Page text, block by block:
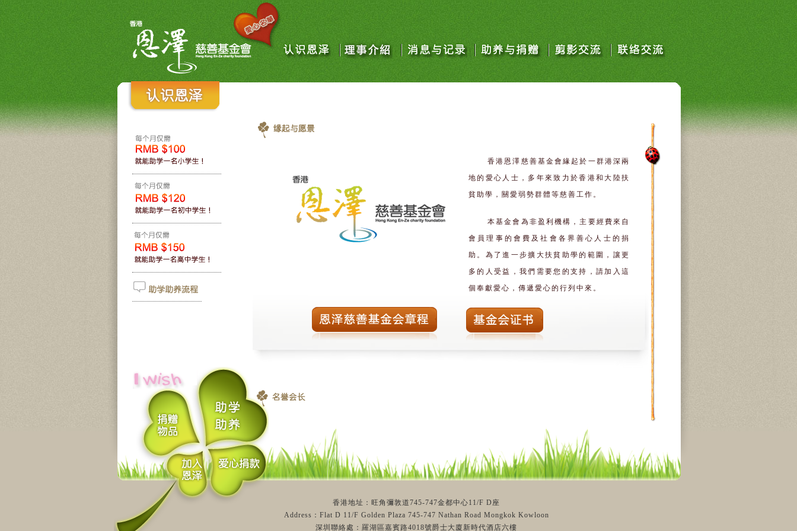
香港恩澤慈善基金會緣起於一群港深兩
地的愛心人士，多年來致力於香港和大陸扶
貧助學，關愛弱勢群體等慈善工作。
本基金會為非盈利機構，主要經費來自
會員理事的會費及社會各界善心人士的捐
助。為了進一步擴大扶貧助學的範圍，讓更
多的人受益，我們需要您的支持，請加入這
個奉獻愛心，傳遞愛心的行列中來。
許明輝（女士）、
盧頤彪（先生）、
李易青（先生）、
何祖奇（先生）、
付慈善（先生）、
劉慶河（先生）、 葉添寶（先生）、
鄭長幸（先生）、
周祥生（先生）、
鐘偉堂（先生）、 林春宏（先生）、
袁國輝（先生）、
祝淩燕（女士）、
駱國信（先生）、 奉啟玉（女士）、
張洪海（先生）、
曹 謙（先生）、
李先營（先生）
香港地址：旺角彌敦道745-747金都中心11/F D座
Address：Flat D 11/F Golden Plaza 745-747 Nathan Road Mongkok Kowloon
深圳聯絡處：羅湖區嘉賓路4018號爵士大廈新時代酒店六樓